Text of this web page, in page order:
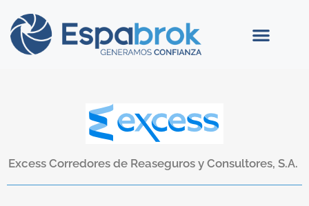
Excess Corredores de Reaseguros y Consultores, S.A.